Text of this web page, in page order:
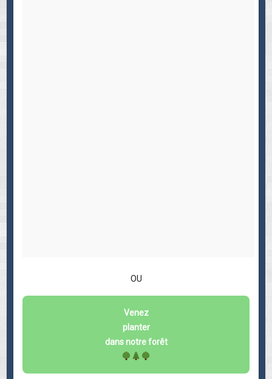
OU
Venez
planter
dans notre forêt